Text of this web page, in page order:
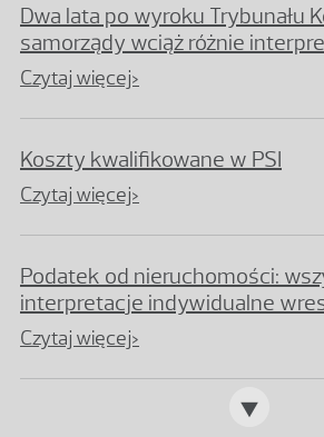
Dwa lata po wyroku Trybunału
samorządy wciąż różnie
nieruchomości
Czytaj więcej>
Koszty kwalifikowane w PSI
Czytaj więcej>
Podatek od nieruchomości:
interpretacje indywidualne
bazie
Czytaj więcej>